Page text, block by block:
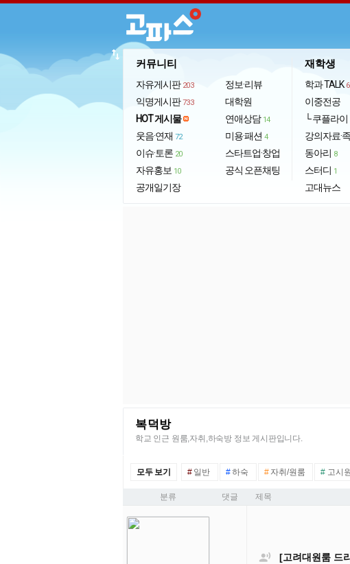
커뮤니티
자유게시판 203
익명게시판 733
HOT 게시물
웃음·연재 72
이슈·토론 20
자유홍보 10
공개일기장
정보·리뷰
대학원
연애상담 14
미용·패션 4
스타트업·창업
공식 오픈채팅
재학생
학과 TALK
이중전공
└ 쿠플라이
강의자료·
동아리 8
스터디 1
고대뉴스
import_export
복덕방
학교 인근 원룸,자취,하숙방 정보 게시판입니다.
모두 보기 #일반 #하숙 #자취/원룸 # 고시원
분류 댓글 제목
 [고려대원룸 드